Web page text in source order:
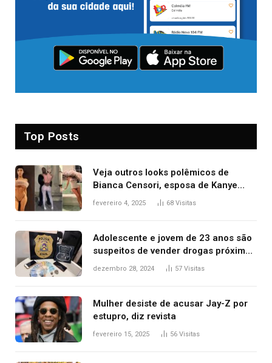
Top Posts
Veja outros looks polêmicos de
Bianca Censori, esposa de Kanye
West que apareceu nua no Grammy
fevereiro 4, 2025 68 Visitas
Adolescente e jovem de 23 anos são
suspeitos de vender drogas próximo
de delegacia e escola, diz polícia
dezembro 28, 2024 57 Visitas
Mulher desiste de acusar Jay-Z por
estupro, diz revista
fevereiro 15, 2025 56 Visitas